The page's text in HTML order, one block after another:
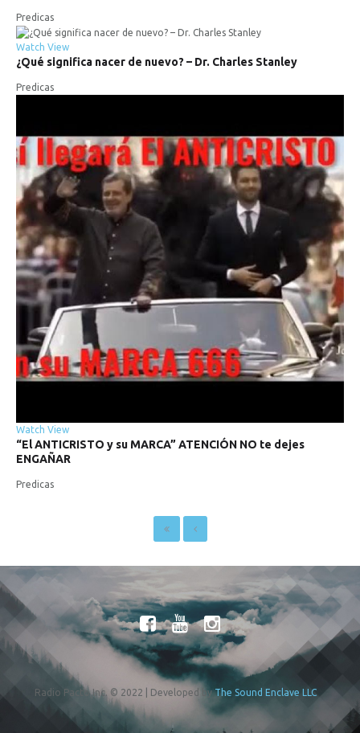
Predicas
Watch View
¿Qué significa nacer de nuevo? – Dr. Charles Stanley
Predicas
Watch View
“ElANTICRISTO y su MARCA”ATENCIÓN NO te dejes
ENGAÑAR
Predicas
Radio Pacto Inc. © 2022 | Developed byThe Sound Enclave LLC